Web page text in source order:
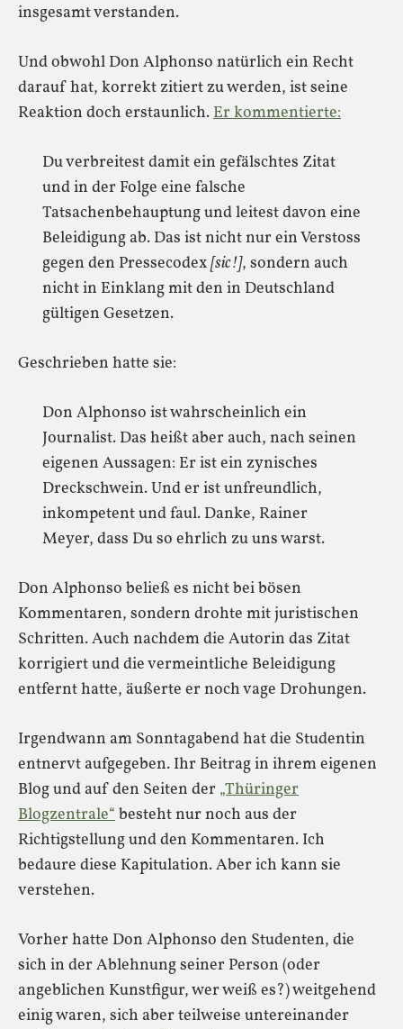
insgesamt verstanden.
Und obwohl Don Alphonso natürlich ein Recht
darauf hat, korrekt zitiert zu werden, ist seine
Reaktion doch erstaunlich.Er kommentierte:
Du verbreitest damit ein gefälschtes Zitat
und in der Folge eine falsche
Tatsachenbehauptung und leitest davon eine
Beleidigung ab. Das ist nicht nur ein Verstoss
gegen den Pressecodex[sic!], sondern auch
nicht in Einklang mit den in Deutschland
gültigen Gesetzen.
Geschrieben hatte sie:
Don Alphonso ist wahrscheinlich ein
Journalist. Das heißt aber auch, nach seinen
eigenen Aussagen: Er ist ein zynisches
Dreckschwein. Und er ist unfreundlich,
inkompetent und faul. Danke, Rainer
Meyer, dass Du so ehrlich zu uns warst.
Don Alphonso beließ es nicht bei bösen
Kommentaren, sondern drohte mit juristischen
Schritten. Auch nachdem die Autorin das Zitat
korrigiert und die vermeintliche Beleidigung
entfernt hatte, äußerte er noch vage Drohungen.
Irgendwann am Sonntagabend hat die Studentin
entnervt aufgegeben. Ihr Beitrag in ihrem eigenen
Blog und auf den Seiten der „Thüringer
Blogzentrale“besteht nur noch aus der
Richtigstellung und den Kommentaren. Ich
bedaure diese Kapitulation. Aber ich kann sie
verstehen.
Vorher hatte Don Alphonso den Studenten, die
sich in der Ablehnung seiner Person (oder
angeblichen Kunstfigur, wer weiß es?) weitgehend
einig waren, sich aber teilweise untereinander